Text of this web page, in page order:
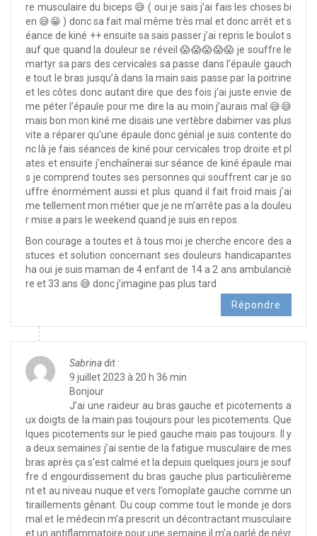
re musculaire du biceps 😅 ( oui je sais j’ai fais les choses bi
en 😅😁 ) donc sa fait mal même très mal et donc arrêt et s
éance de kiné ++ ensuite sa sais passer j’ai repris le boulot s
auf que quand la douleur se réveil 😱😱😱😱😱 je souffre le
martyr sa pars des cervicales sa passe dans l’épaule gauch
e tout le bras jusqu’à dans la main sais passe par la poitrine
et les côtes donc autant dire que des fois j’ai juste envie de
me péter l’épaule pour me dire la au moin j’aurais mal 😅😅
mais bon mon kiné me disais une vertèbre dabimer vas plus
vite a réparer qu’une épaule donc génial je suis contente do
nc là je fais séances de kiné pour cervicales trop droite et pl
ates et ensuite j’enchaînerai sur séance de kiné épaule mai
s je comprend toutes ses personnes qui souffrent car je so
uffre énormément aussi et plus quand il fait froid mais j’ai
me tellement mon métier que je ne m’arrête pas a la douleu
r mise a pars le weekend quand je suis en repos.
Bon courage a toutes et à tous moi je cherche encore des a
stuces et solution concernant ses douleurs handicapantes
ha oui je suis maman de 4 enfant de 14 a 2 ans ambulanciè
re et 33 ans 😅 donc j’imagine pas plus tard
Répondre
Sabrinadit :
9 juillet 2023 à 20 h 36 min
Bonjour
J’ai une raideur au bras gauche et picotements a
ux doigts de la main pas toujours pour les picotements. Que
lques picotements sur le pied gauche mais pas toujours. Il y
a deux semaines j’ai sentie de la fatigue musculaire de mes
bras après ça s’est calmé et la depuis quelques jours je souf
fre d engourdissement du bras gauche plus particulièreme
nt et au niveau nuque et vers l’omoplate gauche comme un
tiraillements gênant. Du coup comme tout le monde je dors
mal et le médecin m’a prescrit un décontractant musculaire
et un antiflammatoire pour une semaine il m’a parlé de névr